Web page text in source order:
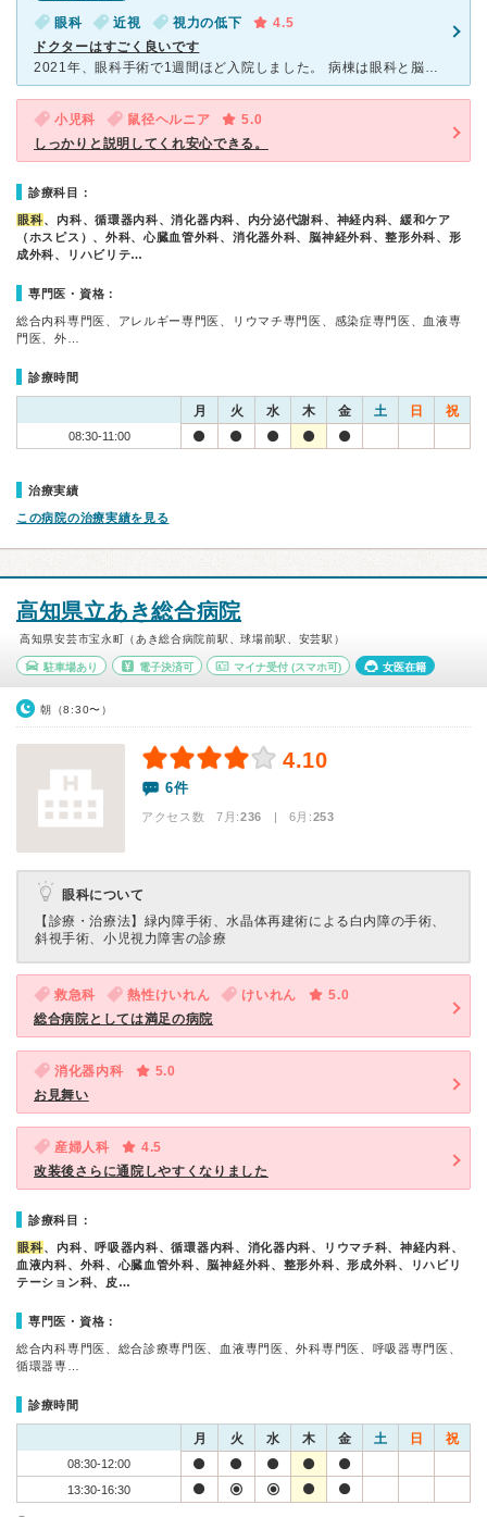
眼科 近視 視力の低下
4.5
ドクターはすごく良いです
2021年、眼科手術で1週間ほど入院しました。 病棟は眼科と脳外科の病棟。新しくてきれいだけど、びっくりする経験をしました。 夜9時を過ぎても、大音量のテレビの音、 そしてナースコールの嵐で
小児科 鼠径ヘルニア
5.0
しっかりと説明してくれ安心できる。
診療科目：
眼科、内科、循環器内科、消化器内科、内分泌代謝科、神経内科、緩和ケア
（ホスピス）、外科、心臓血管外科、消化器外科、脳神経外科、整形外科、形
成外科、リハビリテ…
専門医・資格：
総合内科専門医、アレルギー専門医、リウマチ専門医、感染症専門医、血液専
門医、外…
診療時間
月 火 水 木 金 土 日 祝
08:30-11:00
治療実績
この病院の治療実績を見る
高知県立あき総合病院
高知県安芸市宝永町（あき総合病院前駅、球場前駅、安芸駅）
駐車場あり 電子決済可 マイナ受付 (スマホ可) 女医在籍
朝（8:30〜）
4.10
6件
アクセス数 7月:236 | 6月:253
眼科について
【診療・治療法】 緑内障手術、水晶体再建術による白内障の手術、
斜視手術、小児視力障害の診療
救急科 熱性けいれん けいれん
5.0
総合病院としては満足の病院
消化器内科
5.0
お見舞い
産婦人科
4.5
改装後さらに通院しやすくなりました
診療科目：
眼科、内科、呼吸器内科、循環器内科、消化器内科、リウマチ科、神経内科、
血液内科、外科、心臓血管外科、脳神経外科、整形外科、形成外科、リハビリ
テーション科、皮…
専門医・資格：
総合内科専門医、総合診療専門医、血液専門医、外科専門医、呼吸器専門医、
循環器専…
診療時間
月 火 水 木 金 土 日 祝
08:30-12:00
13:30-16:30